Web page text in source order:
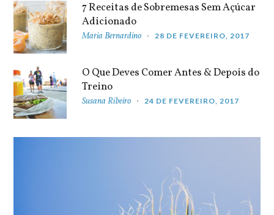
7 Receitas de Sobremesas Sem Açúcar
Adicionado
Maria Bernardino 28 DE FEVEREIRO, 2017
O Que Deves Comer Antes & Depois do
Treino
Susana Ribeiro 24 DE FEVEREIRO, 2017